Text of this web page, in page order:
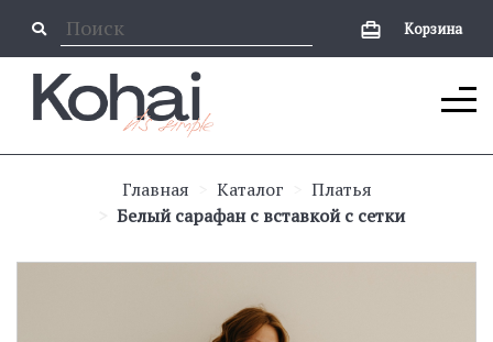
Корзина
Главная Каталог
Платья
Белый сарафан с вставкой с сетки